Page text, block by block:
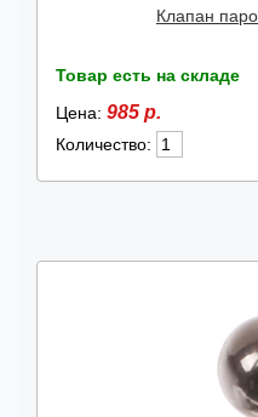
Клапан
Товар есть на складе
Цена: 985 р.
Количество: